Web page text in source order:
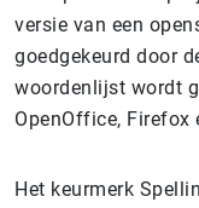
versie van een
goedgekeurd door
woordenlijst wordt
OpenOffice, Firefox
Het keurmerk